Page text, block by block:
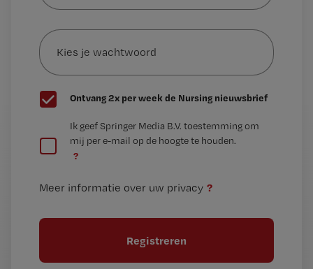
mailadres?
Kies
je
wachtwoord
G
e
t
Ontvang 2x per week de Nursing nieuwsbrief
e
t
l
Ik geef Springer Media B.V. toestemming om
mij per e-mail op de hoogte te houden.
?
Meer informatie over uw privacy ?